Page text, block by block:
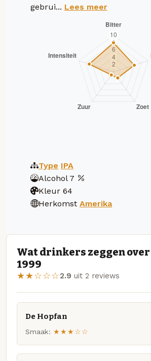
gebrui... Lees meer
Type IPA
Alcohol 7
Kleur 64
Herkomst Amerika
Wat drinkers zeggen
1999
★★☆☆☆2.9 uit 2 reviews
De Hopfan
Smaak: ★★★☆☆